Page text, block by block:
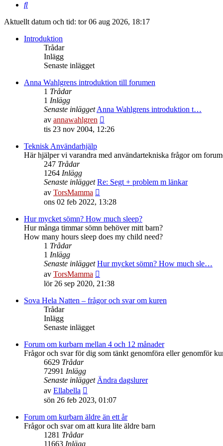
Sök
Aktuellt datum och tid: tor 06 aug 2026, 18:17
Introduktion
Trådar
Inlägg
Senaste inlägget
Anna Wahlgrens introduktion till forumen
1 Trådar
1 Inlägg
Senaste inläggetAnna Wahlgrens introduktion t…
av annawahlgren
till
inlägget
tis 23 nov 2004, 12:26
Teknisk Användarhjälp
Här hjälper vi varandra med användartekniska frågor om
247 Trådar
1264 Inlägg
Senaste inlägget Re: Segt + problem m länkar
av TorsMamma
till
senaste
inlägget
ons 02 feb 2022, 13:28
Hur mycket sömn? How much sleep?
Hur många timmar sömn behöver mitt barn?
How many hours sleep does my child need?
1 Trådar
1 Inlägg
Senaste inlägget Hur mycket sömn? How much sle…
av TorsMamma
till
senaste
lör 26 sep 2020, 21:38
Sova Hela Natten – frågor och svar om kuren
Trådar
Inlägg
Senaste inlägget
Forum om kurbarn mellan 4 och 12 månader
Frågor och svar för dig som tänkt genomföra eller genomför
6629 Trådar
72991 Inlägg
Senaste inlägget Ändra dagslurer
av Ellabella
till
senaste
inlägget
sön 26 feb 2023, 01:07
Forum om kurbarn äldre än ett år
Frågor och svar om att kura lite äldre barn
1281 Trådar
11663 Inlägg